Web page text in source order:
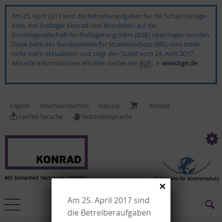
Am 25. April 2017 sind die Betreiberaufgaben für die Schachtanlage
Asse, das Endlager Konrad und Morsleben auf die
Bundesgesellschaft für Endlagerung mbH (BGE) übertragen worden.
Diese Seite des Bundesamtes für Strahlenschutz (BfS) wird daher
nicht mehr aktualisiert und zeigt den Stand vom 24. April 2017.
Aktuelle Informationen erhalten Sie bei der BGE: www.bge.de
English In­halts­ver­zeich­nis Glossar
Kon­takt
Leich­te Spra­che
Ge­bär­den­spra­che
Am 25. April 2017 sind
die Betreiberaufgaben